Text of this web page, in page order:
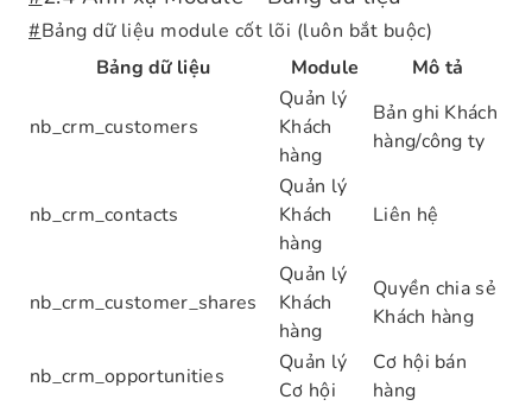
#Bảng dữ liệu module cốt lõi (luôn bắt buộc)
Bảng dữ liệu
Module Mô tả
nb_crm_customers
Quản lý
Khách
hàng
Bản ghi Khách
hàng/công ty
nb_crm_contacts
Quản lý
Khách
hàng
Liên hệ
nb_crm_customer_shares
Quản lý
Khách
hàng
Quyền chia sẻ
Khách hàng
nb_crm_opportunities
Quản lý
Cơ hội
Cơ hội bán
hàng